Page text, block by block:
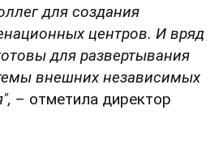
для создания
центров. И вряд
для развертывания
внешних независимых
– отметила директор